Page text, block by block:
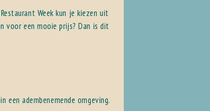
Week kun je kiezen uit
voor een mooie prijs? Dan is dit
een adembenemende omgeving.